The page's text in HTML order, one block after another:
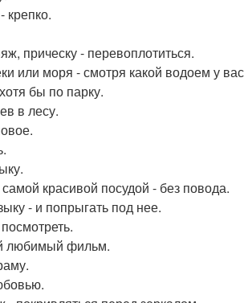
крепко.
прическу - перевоплотиться.
или моря - смотря какой водоем у
бы по парку.
в лесу.
красивой посудой - без повода.
- и попрыгать под нее.
любимый фильм.